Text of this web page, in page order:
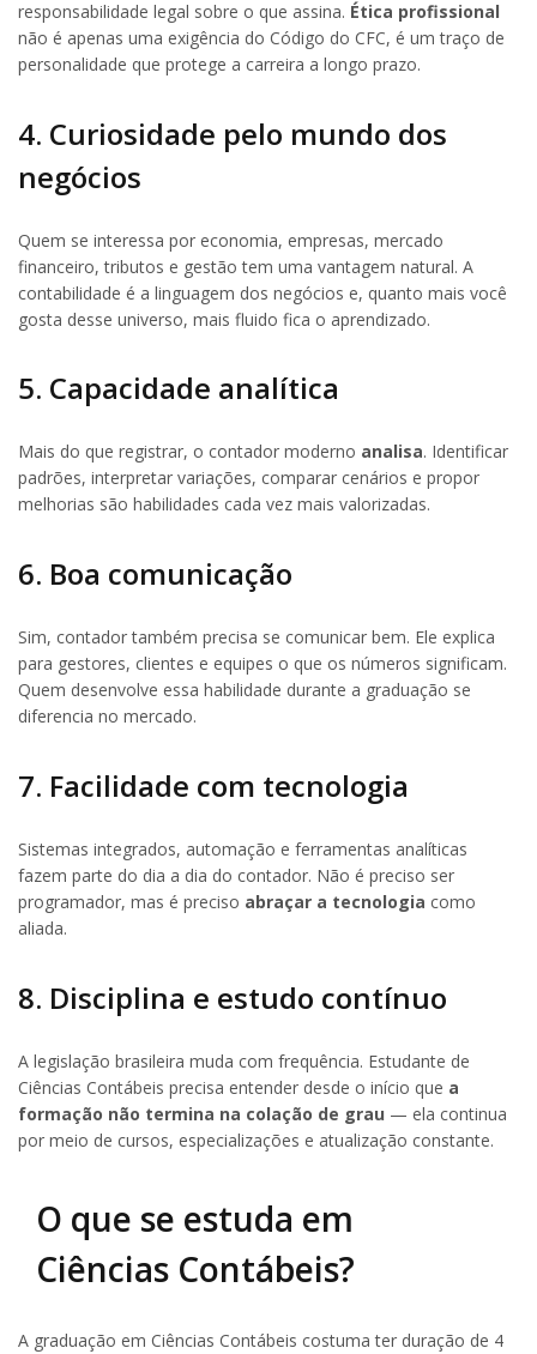
responsabilidade legal sobre o que assina. Ética profissional
não é apenas uma exigência do Código do CFC, é um traço de
personalidade que protege a carreira a longo prazo.
4. Curiosidade pelo mundo dos
negócios
Quem se interessa por economia, empresas, mercado
financeiro, tributos e gestão tem uma vantagem natural. A
contabilidade é a linguagem dos negócios e, quanto mais você
gosta desse universo, mais fluido fica o aprendizado.
5. Capacidade analítica
Mais do que registrar, o contador moderno analisa. Identificar
padrões, interpretar variações, comparar cenários e propor
melhorias são habilidades cada vez mais valorizadas.
6. Boa comunicação
Sim, contador também precisa se comunicar bem. Ele explica
para gestores, clientes e equipes o que os números significam.
Quem desenvolve essa habilidade durante a graduação se
diferencia no mercado.
7. Facilidade com tecnologia
Sistemas integrados, automação e ferramentas analíticas
fazem parte do dia a dia do contador. Não é preciso ser
programador, mas é preciso abraçar a tecnologia como
aliada.
8. Disciplina e estudo contínuo
A legislação brasileira muda com frequência. Estudante de
Ciências Contábeis precisa entender desde o início que a
formação não termina na colação de grau — ela continua
por meio de cursos, especializações e atualização constante.
O que se estuda em
Ciências Contábeis?
A graduação em Ciências Contábeis costuma ter duração de 4